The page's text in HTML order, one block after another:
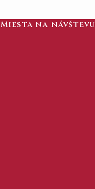
Miesta na návštevu